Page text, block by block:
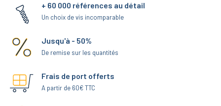
+ 60 000 références au détail
Un choix de vis incomparable
Jusqu'à - 50%
De remise sur les quantités
Frais de port offerts
A partir de 60€ TTC